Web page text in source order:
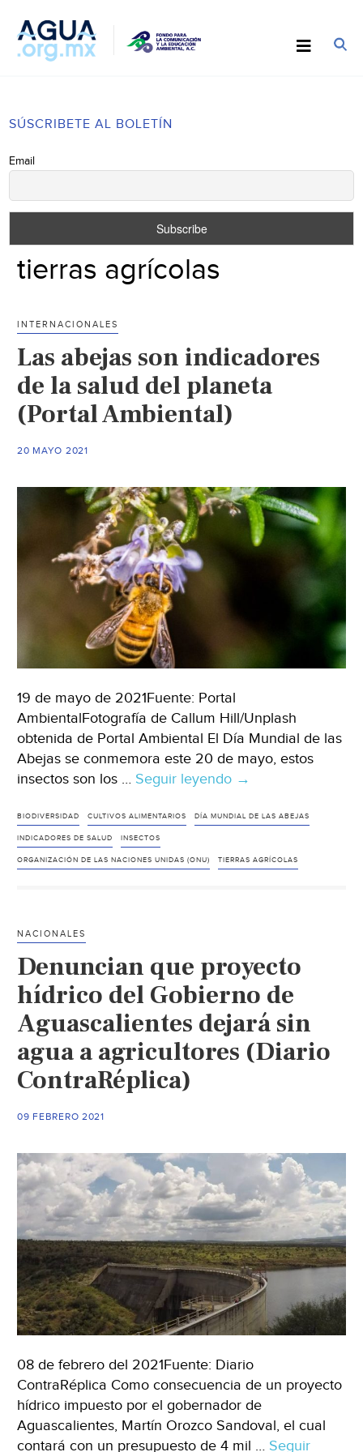
SÚSCRIBETE AL BOLETÍN
Email
tierras agrícolas
INTERNACIONALES
Las abejas son indicadores
de la salud del planeta
(Portal Ambiental)
20 MAYO 2021
19 de mayo de 2021Fuente: Portal
AmbientalFotografía de Callum Hill/Unplash
obtenida de Portal Ambiental El Día Mundial de las
Abejas se conmemora este 20 de mayo, estos
insectos son los … Seguir leyendo Las
son
de
(Portal
Ambiental)
→
BIODIVERSIDAD CULTIVOS ALIMENTARIOS DÍA MUNDIAL DE LAS ABEJAS
INDICADORES DE SALUD INSECTOS
ORGANIZACIÓN DE LAS NACIONES UNIDAS (ONU) TIERRAS AGRÍCOLAS
NACIONALES
Denuncian que proyecto
hídrico del Gobierno de
Aguascalientes dejará sin
agua a agricultores (Diario
ContraRéplica)
09 FEBRERO 2021
08 de febrero del 2021Fuente: Diario
ContraRéplica Como consecuencia de un proyecto
hídrico impuesto por el gobernador de
Aguascalientes, Martín Orozco Sandoval, el cual
contará con un presupuesto de 4 mil … Seguir